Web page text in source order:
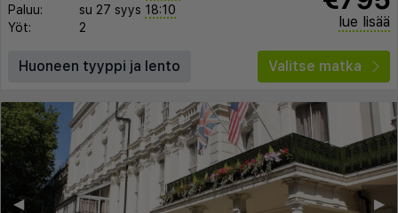
Paluu:
su 27 syys 18:10
Yöt:
2 lue lisää
Huoneen tyyppi ja lento Valitse matka
▶︎
◀︎